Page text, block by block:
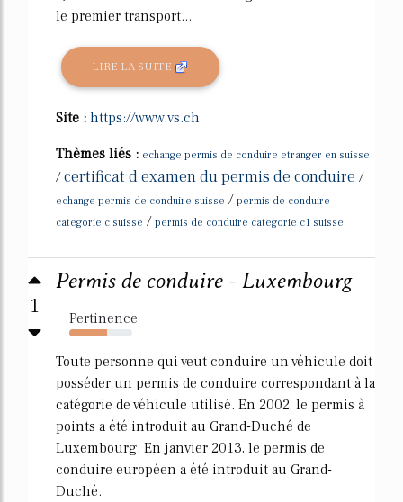
le premier transport...
LIRE LA SUITE
Site : https://www.vs.ch
Thèmes liés : echange permis de conduire etranger en suisse
/certificat d examen du permis de conduire /
echange permis de conduire suisse / permis de conduire
categorie c suisse / permis de conduire categorie c1 suisse
1
Permis de conduire - Luxembourg
Pertinence
60%
Toute personne qui veut conduire un véhicule doit
posséder un permis de conduire correspondant à la
catégorie de véhicule utilisé. En 2002, le permis à
points a été introduit au Grand-Duché de
Luxembourg. En janvier 2013, le permis de
conduire européen a été introduit au Grand-
Duché.